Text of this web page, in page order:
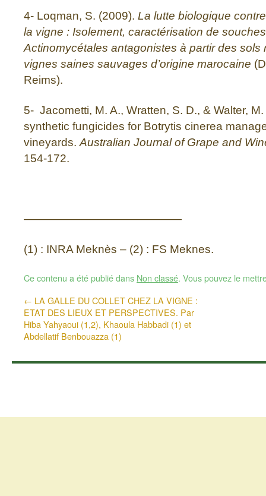
4- Loqman, S. (2009). La lutte biologique
la vigne : Isolement, caractérisation de
Actinomycétales antagonistes à partir des sols
vignes saines sauvages d’origine marocaine
Reims).
5- Jacometti, M. A., Wratten, S. D., & Walter,
synthetic fungicides for Botrytis cinerea
vineyards. Australian Journal of Grape and
154-172.
——————————————
(1) : INRA Meknès – (2) : FS Meknes.
Ce contenu a été publié dans Non classé. Vous pouvez le
← LA GALLE DU COLLET CHEZ LA VIGNE :
ETAT DES LIEUX ET PERSPECTIVES. Par
Hiba Yahyaoui (1,2), Khaoula Habbadi (1) et
Abdellatif Benbouazza (1)